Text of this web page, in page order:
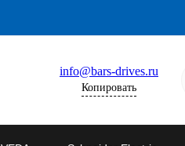
info@bars-drives.ru
Копировать